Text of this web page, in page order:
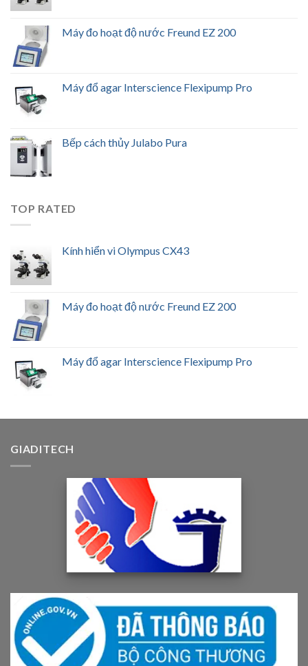
Máy đo hoạt độ nước Freund EZ 200
Máy đổ agar Interscience Flexipump Pro
Bếp cách thủy Julabo Pura
TOP RATED
Kính hiển vi Olympus CX43
Máy đo hoạt độ nước Freund EZ 200
Máy đổ agar Interscience Flexipump Pro
GIADITECH